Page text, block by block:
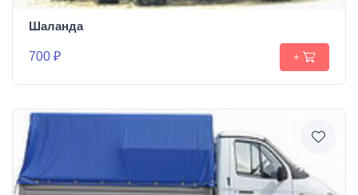
Шаланда
700 ₽ +